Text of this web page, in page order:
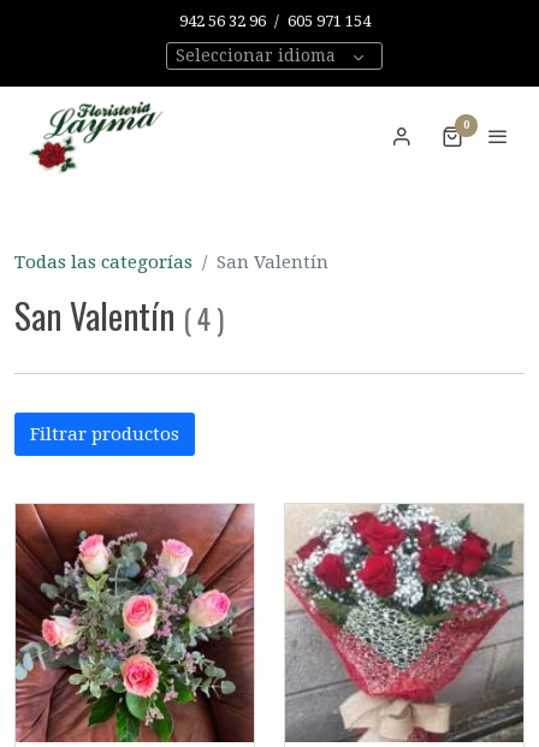
942 56 32 96 / 605 971 154
Seleccionar idioma
0
Todas las categorías San Valentín
San Valentín (4)
Filtrar productos